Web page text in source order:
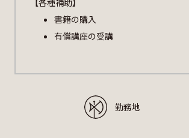
書籍の購入
有償講座の受講
勤務地